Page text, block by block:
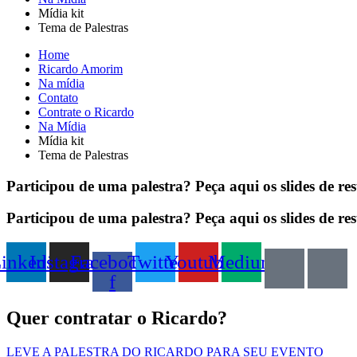
Mídia kit
Tema de Palestras
Home
Ricardo Amorim
Na mídia
Contato
Contrate o Ricardo
Na Mídia
Mídia kit
Tema de Palestras
Participou de uma palestra? Peça aqui os slides de
Participou de uma palestra? Peça aqui os slides de
InstagramFacebook-
f
TwitterYoutubeMedium
Quer contratar o Ricardo?
LEVE A PALESTRA DO RICARDO PARA SEU EVENTO